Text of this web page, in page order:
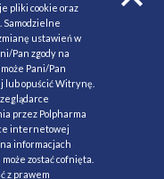
prywatności
SERWISY
pliki cookie oraz
Samodzielne
ustawień w
Pan zgody na
Pani/Pan
opuścić Witrynę.
przez Polpharma
internetowej
informacjach
zostać cofnięta.
z prawem